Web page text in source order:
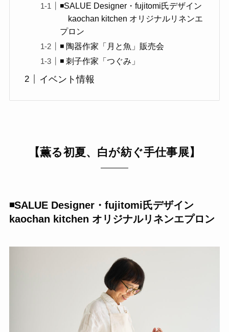
◾️SALUE Designer・fujitomi氏デザイン
kaochan kitchen オリジナルリネンエ
プロン
◾️ 陶器作家「月と魚」販売会
◾️ 刺子作家「つぐみ」
イベント情報
【薫る初夏、白が紡ぐ手仕事展】
◾️SALUE Designer・fujitomi氏デザイン
kaochan kitchen オリジナルリネンエプロン